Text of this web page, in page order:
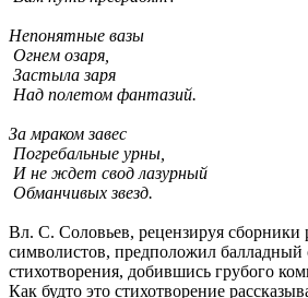
Непонятные вазы
‎Огнем озаря,
‎Застыла заря
Над полетом фантазий.
‎За мраком завес
Погребальные урны,
И не ждет свод лазурный
‎Обманчивых звезд.
Вл. С. Соловьев, рецензируя сборники
символистов, предположил балладный
стихотворения, добившись грубого
Как будто это стихотворение